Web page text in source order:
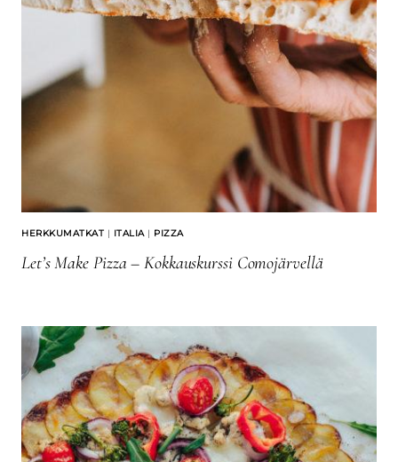
HERKKUMATKAT | ITALIA| PIZZA
Let’s Make Pizza – Kokkauskurssi Comojärvellä